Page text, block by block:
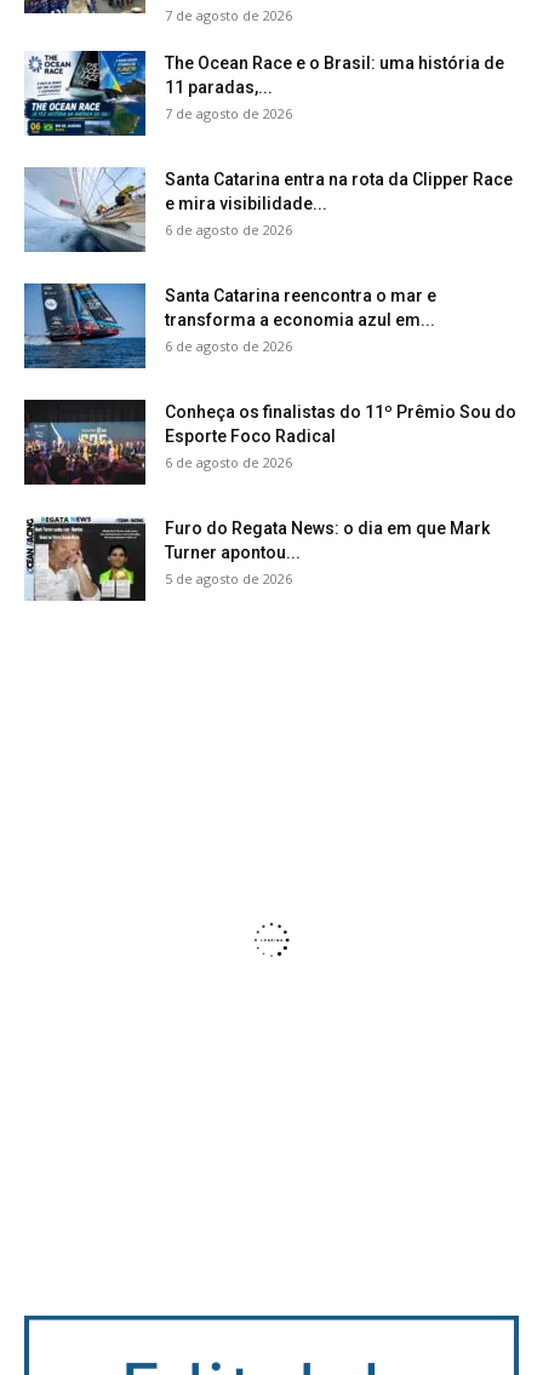
7 de agosto de 2026
The Ocean Race e o Brasil: uma história de
11 paradas,...
7 de agosto de 2026
Santa Catarina entra na rota da Clipper Race
e mira visibilidade...
6 de agosto de 2026
Santa Catarina reencontra o mar e
transforma a economia azul em...
6 de agosto de 2026
Conheça os finalistas do 11º Prêmio Sou do
Esporte Foco Radical
6 de agosto de 2026
Furo do Regata News: o dia em que Mark
Turner apontou...
5 de agosto de 2026